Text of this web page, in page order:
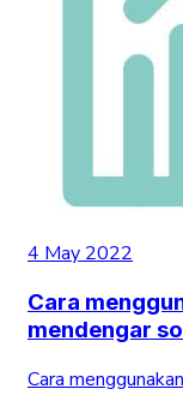
4 May 2022
Cara
mendengar
Cara